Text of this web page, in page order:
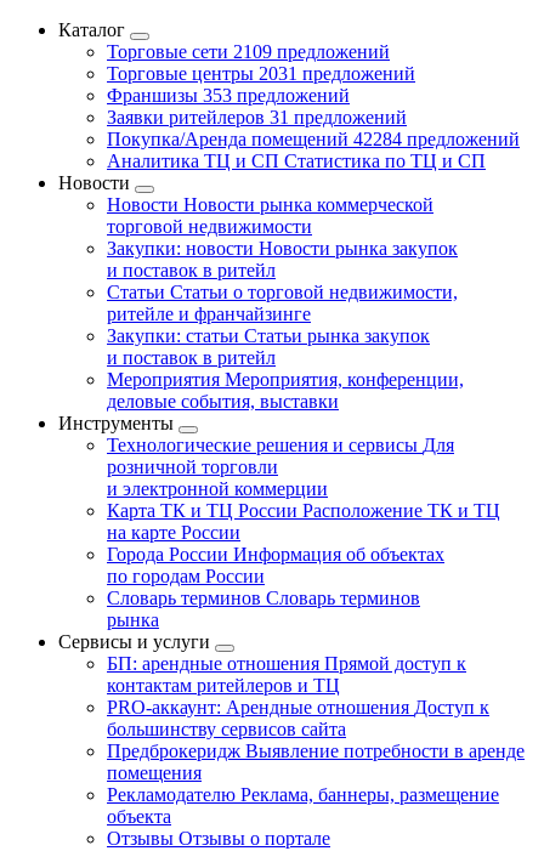
Каталог
Торговые сети 2109 предложений
Торговые центры 2031 предложений
Франшизы 353 предложений
Заявки ритейлеров 31 предложений
Покупка/Аренда помещений 42284 предложений
Аналитика ТЦ и СП Статистика по ТЦ и СП
Новости
Новости Новости рынка коммерческой
торговой недвижимости
Закупки: новости Новости рынка закупок
и поставок в ритейл
Статьи Статьи о торговой недвижимости,
ритейле и франчайзинге
Закупки: статьи Статьи рынка закупок
и поставок в ритейл
Мероприятия Мероприятия, конференции,
деловые события, выставки
Инструменты
Технологические решения и сервисы Для
розничной торговли
и электронной коммерции
Карта ТК и ТЦ России Расположение ТК и ТЦ
на карте России
Города России Информация об объектах
по городам России
Словарь терминов Словарь терминов
рынка
Сервисы и услуги
БП: арендные отношения Прямой доступ к
контактам ритейлеров и ТЦ
PRO-аккаунт: Арендные отношения Доступ к
большинству сервисов сайта
Предброкеридж Выявление потребности в аренде
помещения
Рекламодателю Реклама, баннеры, размещение
объекта
Отзывы Отзывы о портале